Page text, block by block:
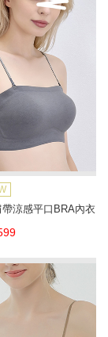
涼感平口BRA內衣